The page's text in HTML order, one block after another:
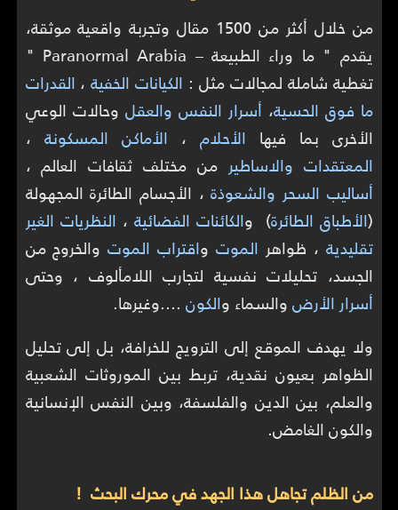
من خلال أكثر من 1500 مقال وتجربة واقعية موثقة،
يقدم " ما وراء الطبيعة – Paranormal Arabia "
تغطية شاملة لمجالات مثل : الكيانات الخفية، القدرات
ما فوق الحسية، أسرار النفس والعقل وحالات الوعي
الأخرى بما فيها الأحلام ، الأماكن المسكونة ،
المعتقدات والاساطيرمن مختلف ثقافات العالم ،
أساليب السحر والشعوذة، الأجسام الطائرة المجهولة
(الأطباق الطائرة) والكائنات الفضائية ، النظريات الغير
تقليدية ، ظواهر الموت واقتراب الموتوالخروج من
الجسد، تحليلات نفسية لتجارب اللامألوف ، وحتى
أسرار الأرضوالسماء والكون ....وغيرها.
ولا يهدف الموقع إلى الترويج للخرافة، بل إلى تحليل
الظواهر بعيون نقدية، تربط بين الموروثات الشعبية
والعلم، بين الدين والفلسفة، وبين النفس الإنسانية
والكون الغامض.
من الظلم تجاهل هذا الجهد في محرك البحث !